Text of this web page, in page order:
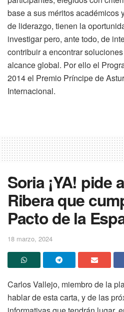
base a sus méritos académicos
de liderazgo, tienen la
investigar pero, ante todo, de
contribuir a encontrar
alcance global. Por ello el
2014 el Premio Príncipe de
Internacional.
Soria ¡YA! pide
Ribera que
Pacto de la
18 marzo, 2024
Carlos Vallejo, miembro de la
hablar de esta carta, y de las